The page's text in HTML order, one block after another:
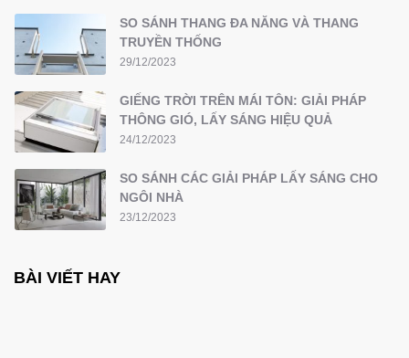
SO SÁNH THANG ĐA NĂNG VÀ THANG
TRUYỀN THỐNG
29/12/2023
GIẾNG TRỜI TRÊN MÁI TÔN: GIẢI PHÁP
THÔNG GIÓ, LẤY SÁNG HIỆU QUẢ
24/12/2023
SO SÁNH CÁC GIẢI PHÁP LẤY SÁNG CHO
NGÔI NHÀ
23/12/2023
BÀI VIẾT HAY